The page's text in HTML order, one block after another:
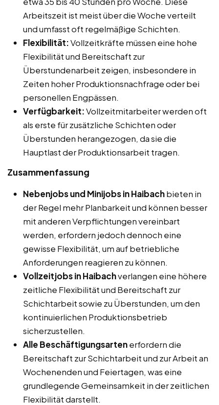
Arbeitszeit ist meist über die Woche verteilt
und umfasst oft regelmäßige Schichten.
Flexibilität:Vollzeitkräfte müssen eine hohe
Flexibilität und Bereitschaft zur
Überstundenarbeit zeigen, insbesondere in
Zeiten hoher Produktionsnachfrage oder bei
personellen Engpässen.
Verfügbarkeit:Vollzeitmitarbeiter werden oft
als erste für zusätzliche Schichten oder
Überstunden herangezogen, da sie die
Hauptlast der Produktionsarbeit tragen.
Zusammenfassung
Nebenjobs und Minijobs in Haibachbieten in
der Regel mehr Planbarkeit und können besser
mit anderen Verpflichtungen vereinbart
werden, erfordern jedoch dennoch eine
gewisse Flexibilität, um auf betriebliche
Anforderungen reagieren zu können.
Vollzeitjobs in Haibachverlangen eine höhere
zeitliche Flexibilität und Bereitschaft zur
Schichtarbeit sowie zu Überstunden, um den
kontinuierlichen Produktionsbetrieb
sicherzustellen.
Alle Beschäftigungsartenerfordern die
Bereitschaft zur Schichtarbeit und zur Arbeit an
Wochenenden und Feiertagen, was eine
grundlegende Gemeinsamkeit in der zeitlichen
Flexibilität darstellt.